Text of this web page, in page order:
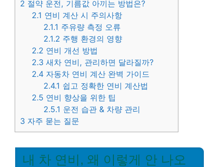
2 절약 운전, 기름값 아끼는 방법은?
2.1 연비 계산 시 주의사항
2.1.1 주유량 측정 오류
2.1.2 주행 환경의 영향
2.2 연비 개선 방법
2.3 새차 연비, 관리하면 달라질까?
2.4 자동차 연비 계산 완벽 가이드
2.4.1 쉽고 정확한 연비 계산법
2.5 연비 향상을 위한 팁
2.5.1 운전 습관 & 차량 관리
3 자주 묻는 질문
내 차 연비, 왜 이렇게 안 나오